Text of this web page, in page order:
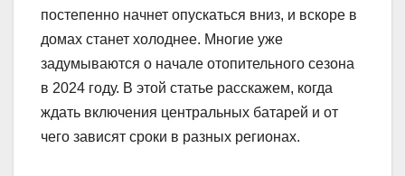
постепенно начнет опускаться вниз, и вскоре в
домах станет холоднее. Многие уже
задумываются о начале отопительного сезона
в 2024 году. В этой статье расскажем, когда
ждать включения центральных батарей и от
чего зависят сроки в разных регионах.